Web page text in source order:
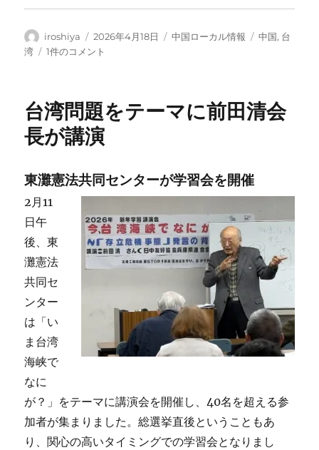
中…
投
稿
iroshiya
投
稿
2026年4月18日
カ
中国ローカル情報
タ
中国, 台
湾
台
党・
鄭
麗
主
席
が
へ
の
1件のコメント
台湾問題をテーマに前田清会
長が講演
東灘憲法共同センターが学習会を開催
2月11
日午
後、東
灘憲法
共同セ
ンター
は「い
ま台湾
海峡で
なに
が？」をテーマに講演会を開催し、40名を超える参
加者が集まりました。総選挙直後ということもあ
り、関心の高いタイミングでの学習会となりまし